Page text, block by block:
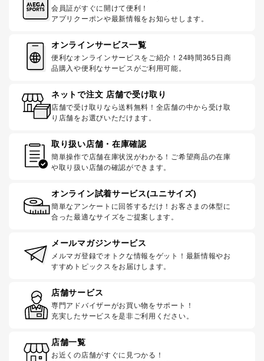
会員証がすぐに開けて便利！
アプリクーポンや最新情報をお知らせします。
オンラインサービス一覧
便利なオンラインサービスをご紹介！24時間365日商
品購入や便利なサービスがご利用可能。
ネットで注文 店舗で受け取り
店舗で受け取りなら送料無料！全店舗の中から受け取
り店舗をお選びいただけます。
取り扱い店舗・在庫確認
簡単操作で店舗在庫状況がわかる！ご希望商品の在庫
や取り扱い店舗の確認ができます。
オンライン試着サービス(ユニサイズ)
簡単なアンケートに回答するだけ！お客さまの体型に
合った最適なサイズをご提案します。
メールマガジンサービス
メルマガ登録でオトクな情報をゲット！最新情報やお
すすめトピックスをお届けします。
店舗サービス
専門アドバイザーがお買い物をサポート！
充実したサービスを是非ご利用ください。
店舗一覧
お近くの店舗がすぐに見つかる！